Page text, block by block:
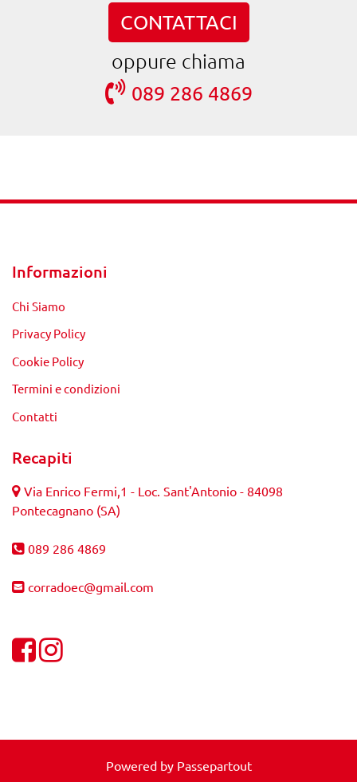
CONTATTACI
oppure chiama
089 286 4869
Informazioni
Chi Siamo
Privacy Policy
Cookie Policy
Termini e condizioni
Contatti
Recapiti
Via Enrico Fermi,1 - Loc. Sant'Antonio - 84098
Pontecagnano (SA)
089 286 4869
corradoec@gmail.com
Visualizza la nostra pagina Facebook
Visualizza il nostro profilo Instagram
Powered by Passepartout